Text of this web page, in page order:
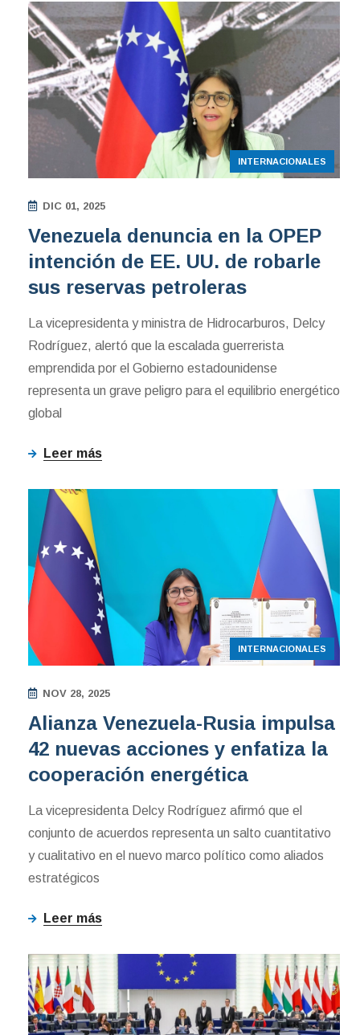
INTERNACIONALES
DIC 01, 2025
Venezuela denuncia en la OPEP
intención de EE. UU. de robarle
sus reservas petroleras
La vicepresidenta y ministra de Hidrocarburos, Delcy
Rodríguez, alertó que la escalada guerrerista
emprendida por el Gobierno estadounidense
representa un grave peligro para el equilibrio energético
global
Leer más
INTERNACIONALES
NOV 28, 2025
Alianza Venezuela-Rusia impulsa
42 nuevas acciones y enfatiza la
cooperación energética
La vicepresidenta Delcy Rodríguez afirmó que el
conjunto de acuerdos representa un salto cuantitativo
y cualitativo en el nuevo marco político como aliados
estratégicos
Leer más